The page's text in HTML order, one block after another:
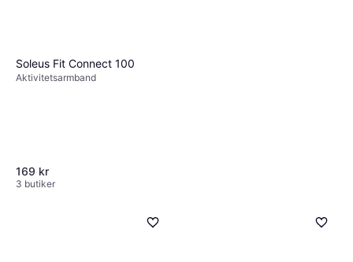
Soleus Fit Connect 100
Aktivitetsarmband
169 kr
3 butiker